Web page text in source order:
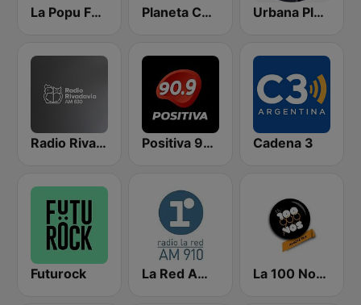
La Popu FM 92.3 Planeta Cuarteto Urbana Play 104.3 FM
Radio Rivadavia 630 AM Positiva 90.9 - Radio Mitre Corrientes Cadena 3
Futurock La Red AM 910 La 100 Nogoyá